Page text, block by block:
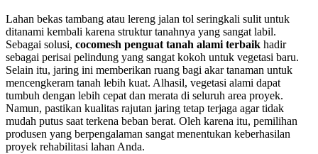
Lahan bekas tambang atau lereng jalan tol seringkali sulit untuk
ditanami kembali karena struktur tanahnya yang sangat labil.
Sebagai solusi, cocomesh penguat tanah alami terbaik hadir
sebagai perisai pelindung yang sangat kokoh untuk vegetasi baru.
Selain itu, jaring ini memberikan ruang bagi akar tanaman untuk
mencengkeram tanah lebih kuat. Alhasil, vegetasi alami dapat
tumbuh dengan lebih cepat dan merata di seluruh area proyek.
Namun, pastikan kualitas rajutan jaring tetap terjaga agar tidak
mudah putus saat terkena beban berat. Oleh karena itu, pemilihan
produsen yang berpengalaman sangat menentukan keberhasilan
proyek rehabilitasi lahan Anda.